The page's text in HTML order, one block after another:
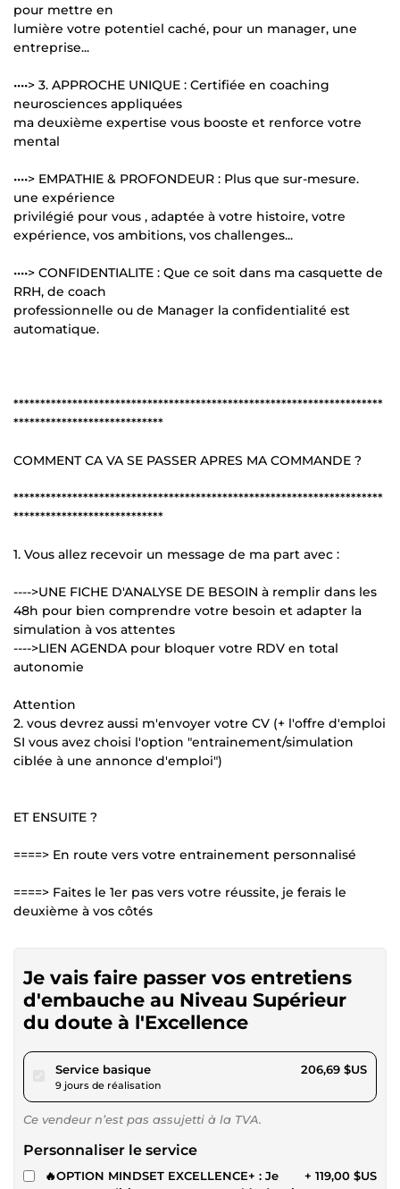
pour mettre en
lumière votre potentiel caché, pour un manager, une
entreprise...
••••> 3. APPROCHE UNIQUE : Certifiée en coaching
neurosciences appliquées
ma deuxième expertise vous booste et renforce votre
mental
••••> EMPATHIE & PROFONDEUR : Plus que sur-mesure.
une expérience
privilégié pour vous , adaptée à votre histoire, votre
expérience, vos ambitions, vos challenges...
••••> CONFIDENTIALITE : Que ce soit dans ma casquette de
RRH, de coach
professionnelle ou de Manager la confidentialité est
automatique.
*********************************************************************
****************************
COMMENT CA VA SE PASSER APRES MA COMMANDE ?
*********************************************************************
****************************
1. Vous allez recevoir un message de ma part avec :
---->UNE FICHE D'ANALYSE DE BESOIN à remplir dans les
48h pour bien comprendre votre besoin et adapter la
simulation à vos attentes
---->LIEN AGENDA pour bloquer votre RDV en total
autonomie
Attention
2. vous devrez aussi m'envoyer votre CV (+ l'offre d'emploi
SI vous avez choisi l'option "entrainement/simulation
ciblée à une annonce d'emploi")
ET ENSUITE ?
====> En route vers votre entrainement personnalisé
====> Faites le 1er pas vers votre réussite, je ferais le
deuxième à vos côtés
Je vais faire passer vos entretiens
d'embauche au Niveau Supérieur
du doute à l'Excellence
Service basiquepour 190,49 $US
9 jours de réalisation
206,69 $US
Ce vendeur n’est pas assujetti à la TVA.
Personnaliser le service
🔥OPTION MINDSET EXCELLENCE+ : Je
+ 119,00 $US